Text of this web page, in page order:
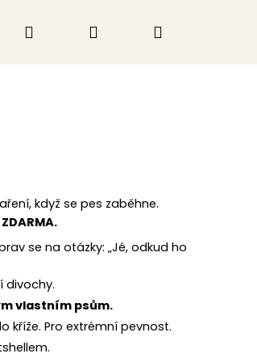
obchodu
Hledat PřihlášeníNákupní
když se pes zaběhne.
se na otázky: „Jé, odkud ho
divochy.
vlastním psům.
kříže. Pro extrémní pevnost.